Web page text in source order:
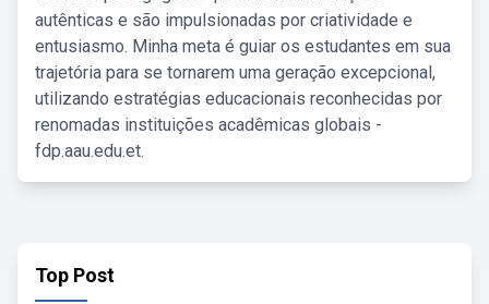
autênticas e são impulsionadas por criatividade e
entusiasmo. Minha meta é guiar os estudantes em sua
trajetória para se tornarem uma geração excepcional,
utilizando estratégias educacionais reconhecidas por
renomadas instituições acadêmicas globais -
fdp.aau.edu.et.
Top Post